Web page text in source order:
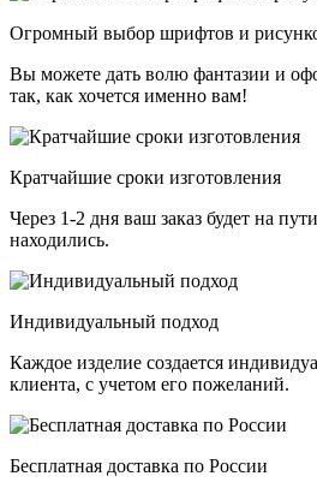
Огромный выбор шрифтов и
Вы можете дать волю фантазии и
так, как хочется именно вам!
Кратчайшие сроки изготовления
Через 1-2 дня ваш заказ будет на
находились.
Индивидуальный подход
Каждое изделие создается
клиента, с учетом его пожеланий.
Бесплатная доставка по России